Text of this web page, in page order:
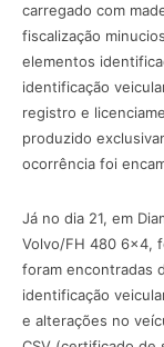
carregado com
fiscalização
elementos
identificação
registro e
produzido
ocorrência foi
Já no dia 21, em
Volvo/FH 480 6×4,
foram encontradas
identificação
e alterações no